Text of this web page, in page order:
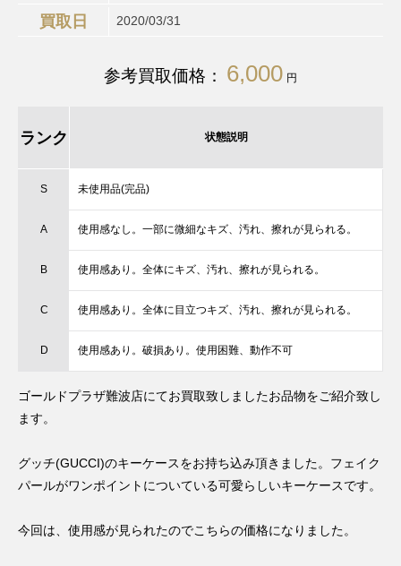
買取日 2020/03/31
参考買取価格： 6,000 円
ランク 状態説明
S 未使用品(完品)
A 使用感なし。一部に微細なキズ、汚れ、擦れが見られる。
B 使用感あり。全体にキズ、汚れ、擦れが見られる。
C 使用感あり。全体に目立つキズ、汚れ、擦れが見られる。
D 使用感あり。破損あり。使用困難、動作不可
ゴールドプラザ難波店にてお買取致しましたお品物をご紹介致し
ます。
グッチ(GUCCI)のキーケースをお持ち込み頂きました。フェイク
パールがワンポイントについている可愛らしいキーケースです。
今回は、使用感が見られたのでこちらの価格になりました。